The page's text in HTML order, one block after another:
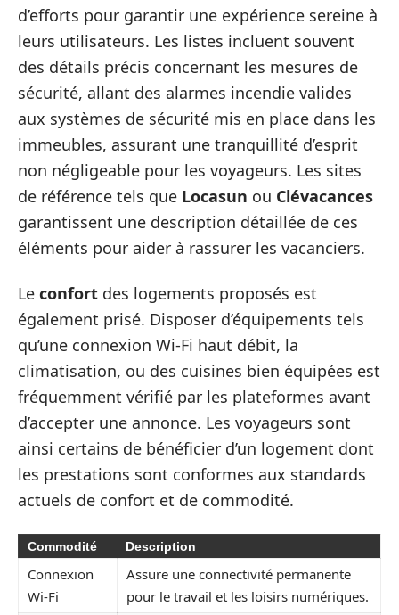
d’efforts pour garantir une expérience sereine à
leurs utilisateurs. Les listes incluent souvent
des détails précis concernant les mesures de
sécurité, allant des alarmes incendie valides
aux systèmes de sécurité mis en place dans les
immeubles, assurant une tranquillité d’esprit
non négligeable pour les voyageurs. Les sites
de référence tels que Locasun ou Clévacances
garantissent une description détaillée de ces
éléments pour aider à rassurer les vacanciers.
Le confort des logements proposés est
également prisé. Disposer d’équipements tels
qu’une connexion Wi-Fi haut débit, la
climatisation, ou des cuisines bien équipées est
fréquemment vérifié par les plateformes avant
d’accepter une annonce. Les voyageurs sont
ainsi certains de bénéficier d’un logement dont
les prestations sont conformes aux standards
actuels de confort et de commodité.
Commodité Description
Connexion
Wi-Fi
Assure une connectivité permanente
pour le travail et les loisirs numériques.